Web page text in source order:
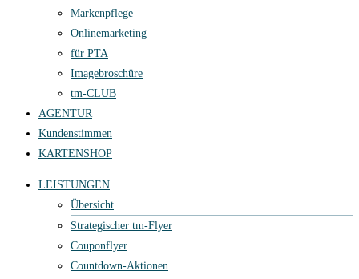
Markenpflege
Onlinemarketing
für PTA
Imagebroschüre
tm-CLUB
AGENTUR
Kundenstimmen
KARTENSHOP
LEISTUNGEN
Übersicht
Strategischer tm-Flyer
Couponflyer
Countdown-Aktionen